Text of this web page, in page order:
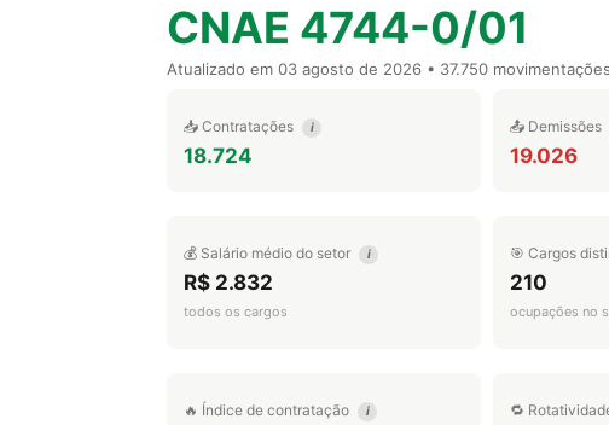
CNAE 4744-0/01
Atualizado em 03 agosto de 2026 • 37.750 movimentações
📥 Contratações i
18.724
📤 Demissões
19.026
💰 Salário médio do setor i
R$ 2.832
todos os cargos
🎯 Cargos
210
ocupações no
🔥 Índice de contratação i 🔁